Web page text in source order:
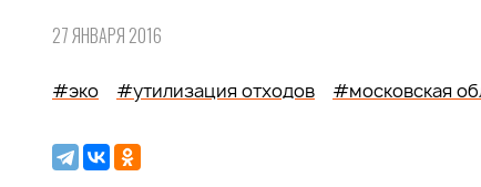
27 ЯНВАРЯ 2016
#эко #утилизация отходов #московская